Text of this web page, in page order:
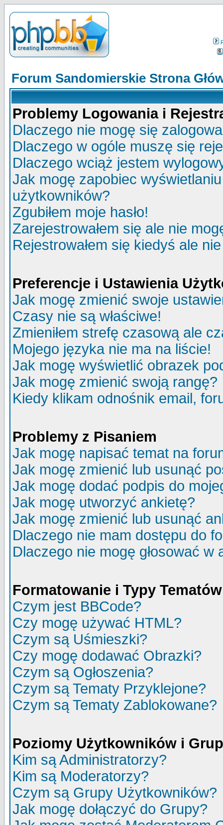
Forum Sandomierskie Strona
Problemy Logowania i
Dlaczego nie mogę się
Dlaczego w ogóle muszę się
Dlaczego wciąż jestem
Jak mogę zapobiec
użytkowników?
Zgubiłem moje hasło!
Zarejestrowałem się ale nie
Rejestrowałem się kiedyś ale
Preferencje i Ustawienia
Jak mogę zmienić swoje
Czasy nie są właściwe!
Zmieniłem strefę czasową ale
Mojego języka nie ma na liście!
Jak mogę wyświetlić obrazek
Jak mogę zmienić swoją rangę?
Kiedy klikam odnośnik email,
Problemy z Pisaniem
Jak mogę napisać temat na
Jak mogę zmienić lub usunąć
Jak mogę dodać podpis do
Jak mogę utworzyć ankietę?
Jak mogę zmienić lub usunąć
Dlaczego nie mam dostępu do
Dlaczego nie mogę głosować w
Formatowanie i Typy Tematów
Czym jest BBCode?
Czy mogę używać HTML?
Czym są Uśmieszki?
Czy mogę dodawać Obrazki?
Czym są Ogłoszenia?
Czym są Tematy Przyklejone?
Czym są Tematy Zablokowane?
Poziomy Użytkowników i
Kim są Administratorzy?
Kim są Moderatorzy?
Czym są Grupy Użytkowników?
Jak mogę dołączyć do Grupy?